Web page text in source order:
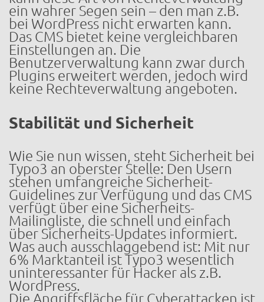
ein wahrer Segen sein – den man z.B.
bei WordPress nicht erwarten kann.
Das CMS bietet keine vergleichbaren
Einstellungen an. Die
Benutzerverwaltung kann zwar durch
Plugins erweitert werden, jedoch wird
keine Rechteverwaltung angeboten.
Stabilität und Sicherheit
Wie Sie nun wissen, steht Sicherheit bei
Typo3 an oberster Stelle: Den Usern
stehen umfangreiche Sicherheit-
Guidelines zur Verfügung und das CMS
verfügt über eine Sicherheits-
Mailingliste, die schnell und einfach
über Sicherheits-Updates informiert.
Was auch ausschlaggebend ist: Mit nur
6% Marktanteil ist Typo3 wesentlich
uninteressanter für Hacker als z.B.
WordPress.